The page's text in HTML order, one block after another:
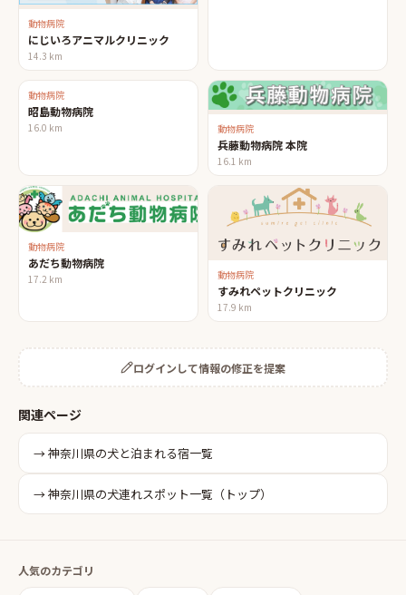
動物病院
にじいろアニマルクリニック
14.3 km
動物病院
昭島動物病院
16.0 km 動物病院
兵藤動物病院 本院
16.1 km
動物病院
あだち動物病院
17.2 km 動物病院
すみれペットクリニック
17.9 km
ログインして情報の修正を提案
関連ページ
→神奈川県の犬と泊まれる宿一覧
→神奈川県の犬連れスポット一覧（トップ）
人気のカテゴリ